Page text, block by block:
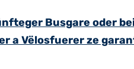
Busgare oder
a Vëlosfuerer ze